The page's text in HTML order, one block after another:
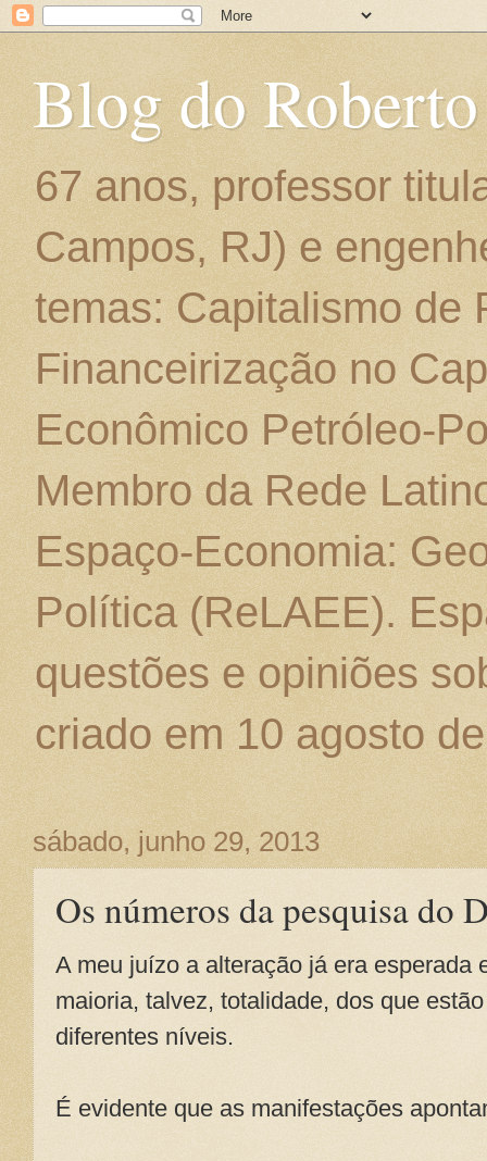
Blog do
67 anos, professor
Campos, RJ) e
temas: Capitalismo de
Financeirização no
Econômico Petróleo-
Membro da Rede
Espaço-Economia:
Política (ReLAEE).
questões e opiniões
criado em 10 agosto
sábado, junho 29, 2013
Os números da pesquisa do
A meu juízo a alteração já era esperada
maioria, talvez, totalidade, dos que
diferentes níveis.
É evidente que as manifestações